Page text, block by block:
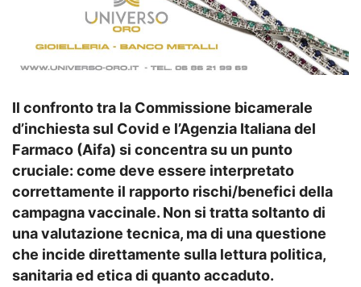
Il confronto tra la Commissione bicamerale
d’inchiesta sul Covid e l’Agenzia Italiana del
Farmaco (Aifa) si concentra su un punto
cruciale: come deve essere interpretato
correttamente il rapporto rischi/benefici della
campagna vaccinale. Non si tratta soltanto di
una valutazione tecnica, ma di una questione
che incide direttamente sulla lettura politica,
sanitaria ed etica di quanto accaduto.